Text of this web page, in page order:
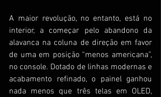
A maior revolução, no entanto, está no
interior, a começar pelo abandono da
alavanca na coluna de direção em favor
de uma em posição “menos americana”,
no console. Dotado de linhas modernas e
acabamento refinado, o painel ganhou
nada menos que três telas em OLED,